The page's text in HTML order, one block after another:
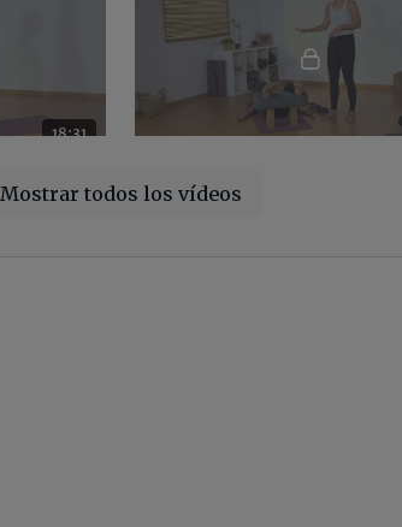
Mostrar todos los vídeos
18:31